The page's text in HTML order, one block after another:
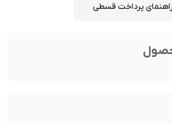
راهنمای پرداخت قسطی